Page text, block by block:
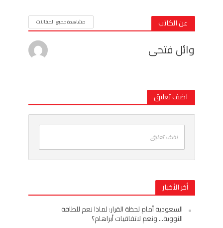
عن الكاتب مشاهدة جميع المقالات
وائل فتحى
اضف تعليق
اضف تعليق
أخر الأخبار
السعودية أمام لحظة القرار: لماذا نعم للطاقة
النووية… ونعم لاتفاقيات أبراهام؟